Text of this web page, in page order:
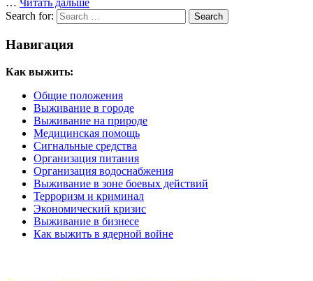
… Читать дальше
Search for:
Search
Навигация
Как выжить:
Общие положения
Выживание в городе
Выживание на природе
Медицинская помощь
Сигнальные средства
Организация питания
Организация водоснабжения
Выживание в зоне боевых действий
Терроризм и криминал
Экономический кризис
Выживание в бизнесе
Как выжить в ядерной войне